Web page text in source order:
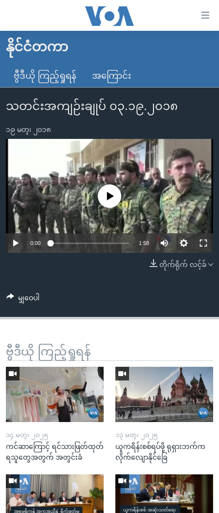
လွယ်ကူ
စေ
သည့်
များ
ပင်မ
ကြည့်
ပင်မ
ညွန်း
စာမျက်နှာ
ရန်
သို့
ကျော်
ရန်
မူလစာမျက်နှာ
မြန်မာ
ကမ္ဘာ့သတင်းများ
နိုင်ငံတကာ
တရုတ်
အစ္စရေး-ပါလက်စတိုင်း
ဗွီဒီယို
ရပ်ဝန်းတခု လမ်းတခု အလွန်
အင်္ဂလိပ်စာလေ့လာမယ်
အမေရိကန်သုံးအီဒီယံ
မကြေးမုံရဲ့ အင်္ဂလိပ်စာ
ရုပ်ရှင်ထဲက အင်္ဂလိပ်စာ
သုတပဒေသာ အင်္ဂလိပ်စာ
အပတ်စဉ်ကဏ္ဍများ
ရေဒီယို
တီဗွီ
ရေဒီယိုနှင့်ရုပ်သံ အချက်အလက်များ
ရေဒီယို/တီဗွီအစီအစဉ်
Learning English
နိုင်ငံတကာ
ဗွီဒီယို ကြည့်ရှုရန် အကြောင်း
သတင်းအကျဉ်းချုပ် ၀၃.၁၉.၂၀၁၈
၁၉ မတ္၊ ၂၀၁၈
No media source currently available
0:00 1:58
တိုက်ရိုက် လင့်ခ်
မျှဝေပါ
ဗွီဒီယို ကြည့်ရှုရန်
၁၄ မတ္၊ ၂၀၂၅
ကင်ဆာကြောင့် ရင်သားဖြတ်ထုတ်
ရသူတွေအတွက် အတွင်းခံ
၁၃ မတ္၊ ၂၀၂၅
ယူကရိန်းစစ်ရပ်ဖို့ ရုရှားဘက်က
လိုက်လျောနိုင်ခြေ